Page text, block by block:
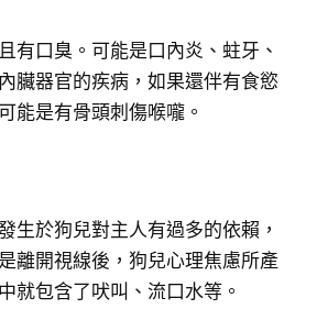
有口臭。可能是口內炎、蛀牙、
臟器官的疾病，如果還伴有食慾
能是有骨頭刺傷喉嚨。
生於狗兒對主人有過多的依賴，
離開視線後，狗兒心理焦慮所產
就包含了吠叫、流口水等。